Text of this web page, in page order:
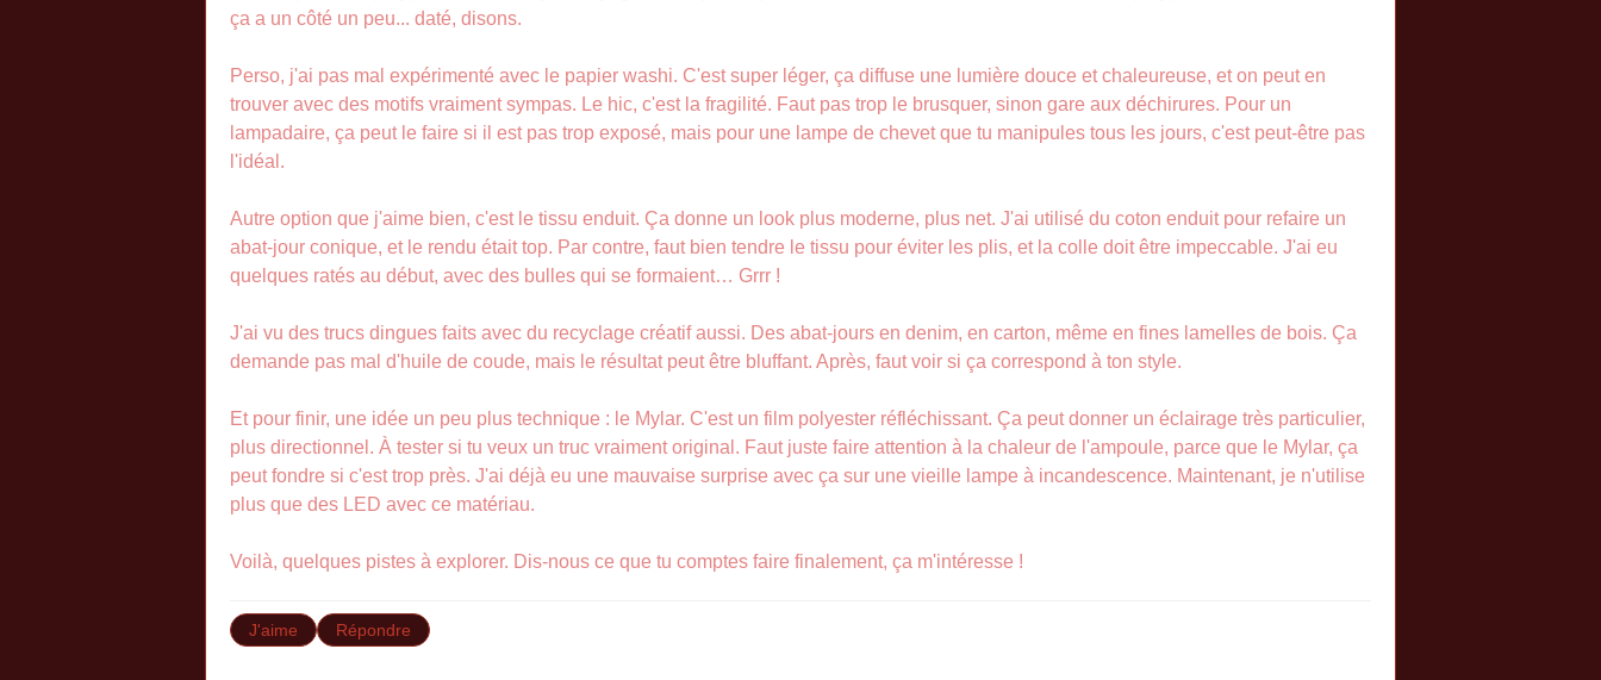
ça a un côté un peu... daté, disons.
Perso, j'ai pas mal expérimenté avec le papier washi. C'est super léger, ça diffuse une lumière douce et chaleureuse, et on peut en
trouver avec des motifs vraiment sympas. Le hic, c'est la fragilité. Faut pas trop le brusquer, sinon gare aux déchirures. Pour un
lampadaire, ça peut le faire si il est pas trop exposé, mais pour une lampe de chevet que tu manipules tous les jours, c'est peut-être pas
l'idéal.
Autre option que j'aime bien, c'est le tissu enduit. Ça donne un look plus moderne, plus net. J'ai utilisé du coton enduit pour refaire un
abat-jour conique, et le rendu était top. Par contre, faut bien tendre le tissu pour éviter les plis, et la colle doit être impeccable. J'ai eu
quelques ratés au début, avec des bulles qui se formaient… Grrr !
J'ai vu des trucs dingues faits avec du recyclage créatif aussi. Des abat-jours en denim, en carton, même en fines lamelles de bois. Ça
demande pas mal d'huile de coude, mais le résultat peut être bluffant. Après, faut voir si ça correspond à ton style.
Et pour finir, une idée un peu plus technique : le Mylar. C'est un film polyester réfléchissant. Ça peut donner un éclairage très particulier,
plus directionnel. À tester si tu veux un truc vraiment original. Faut juste faire attention à la chaleur de l'ampoule, parce que le Mylar, ça
peut fondre si c'est trop près. J'ai déjà eu une mauvaise surprise avec ça sur une vieille lampe à incandescence. Maintenant, je n'utilise
plus que des LED avec ce matériau.
Voilà, quelques pistes à explorer. Dis-nous ce que tu comptes faire finalement, ça m'intéresse !
J'aime Répondre